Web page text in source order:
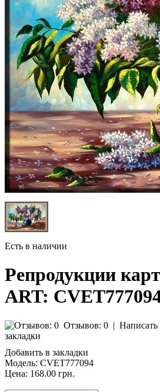
Есть в наличии
Репродукции
ART:
Отзывов: 0 | Написать
закладки
Добавить в закладки
Модель: CVET777094
Цена: 168.00 грн.